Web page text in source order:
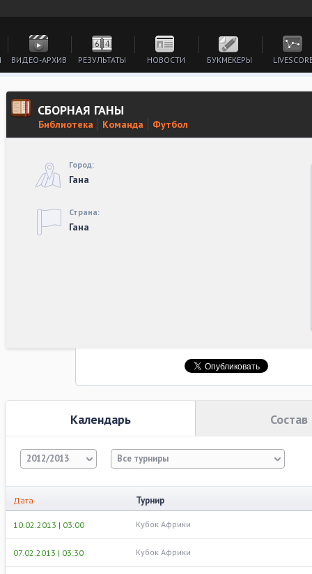
ВИДЕО-АРХИВ РЕЗУЛЬТАТЫ НОВОСТИ БУКМЕКЕРЫ
СБОРНАЯ ГАНЫ
Библиотека Команда Футбол
Город:
Гана
Страна:
Гана
Календарь Состав
2012/2013 Все турниры
Дата Турнир
10.02.2013 | 03:00 Кубок Африки
07.02.2013 | 03:30 Кубок Африки